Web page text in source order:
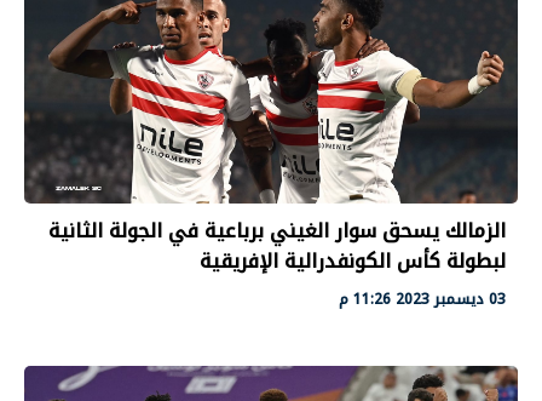
الزمالك يسحق سوار الغيني برباعية في الجولة الثانية
لبطولة كأس الكونفدرالية الإفريقية
03 ديسمبر 2023 11:26 م